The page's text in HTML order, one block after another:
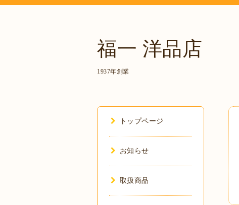
福一 洋品店
1937年創業
トップページ
お知らせ
取扱商品